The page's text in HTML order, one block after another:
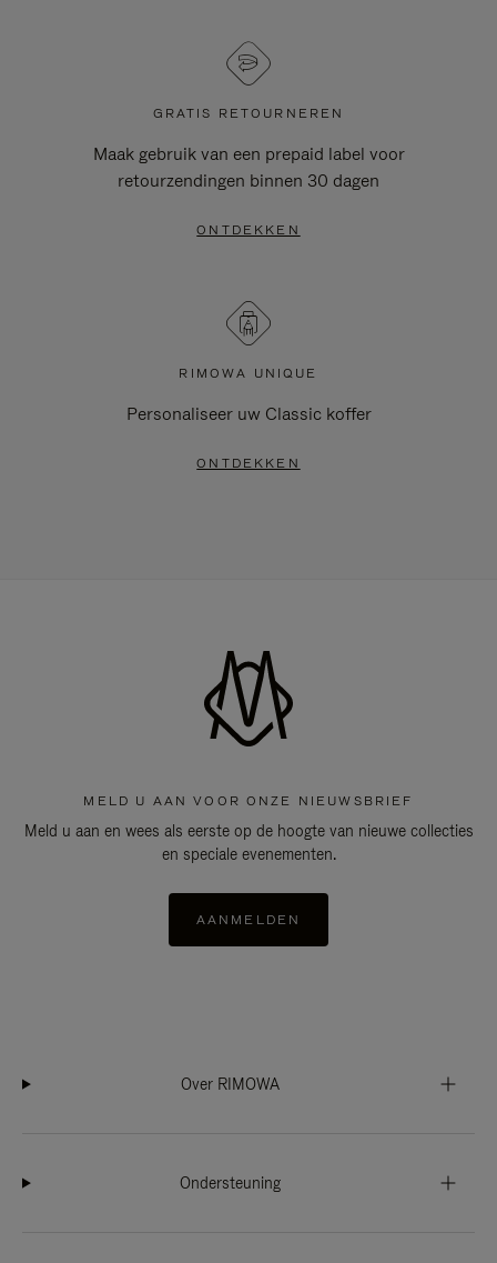
GRATIS RETOURNEREN
Maak gebruik van een prepaid label voor
retourzendingen binnen 30 dagen
ONTDEKKEN
RIMOWA UNIQUE
Personaliseer uw Classic koffer
ONTDEKKEN
MELD U AAN VOOR ONZE NIEUWSBRIEF
Meld u aan en wees als eerste op de hoogte van nieuwe collecties
en speciale evenementen.
AANMELDEN
Over RIMOWA
Ondersteuning